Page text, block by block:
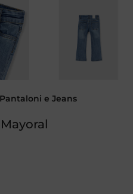
Pantaloni e Jeans